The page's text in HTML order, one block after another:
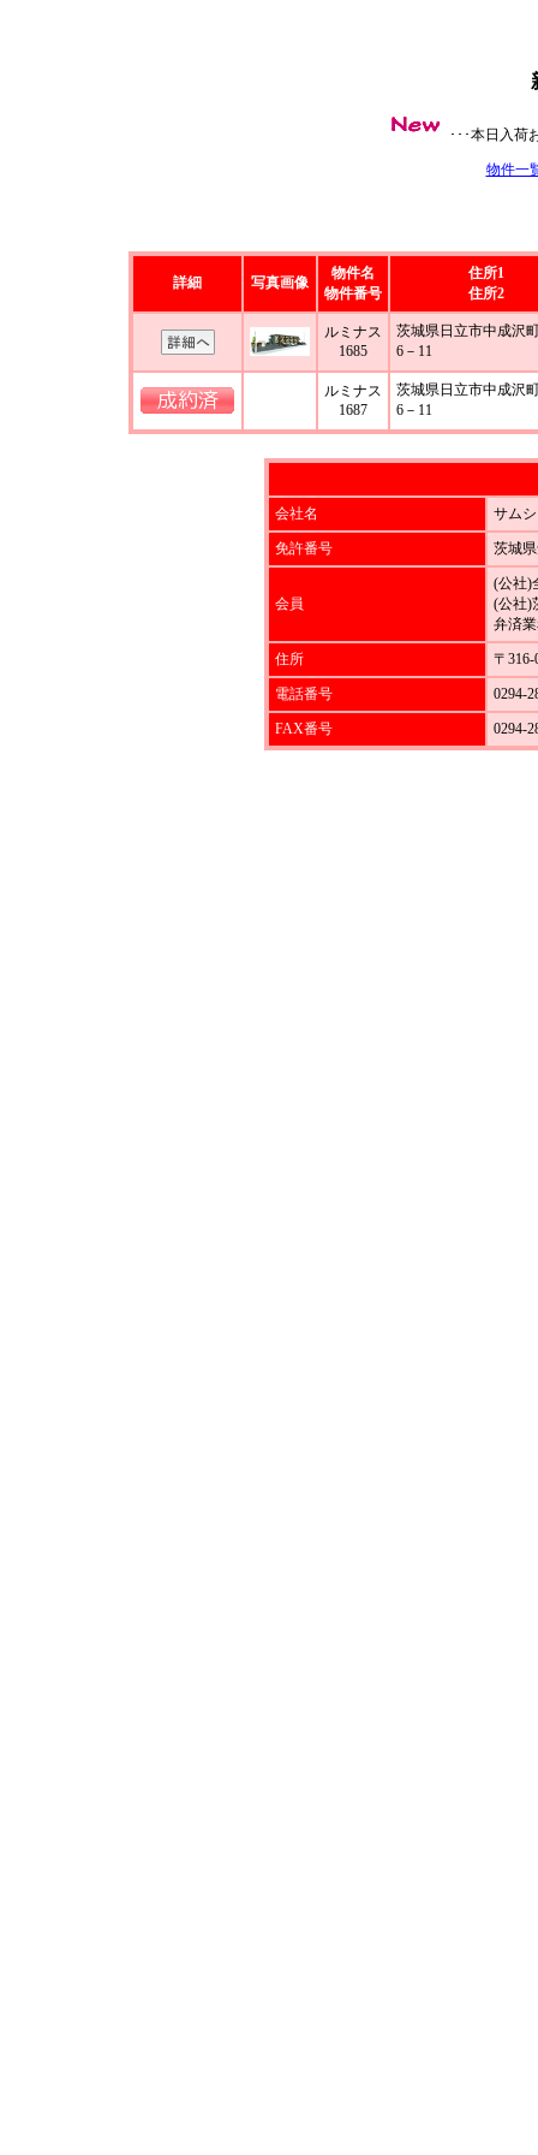
･･･本日入
物件一
詳細 写真画像
物件名
物件番号
住所1
住所2
ルミナス
1685
茨城県日立市中成沢
6－11
ルミナス
1687
茨城県日立市中成沢
6－11
会社名 サム
免許番号 茨城
会員
(公社)
(公社)
弁済
住所 〒
電話番号 0294-
FAX番号 0294-